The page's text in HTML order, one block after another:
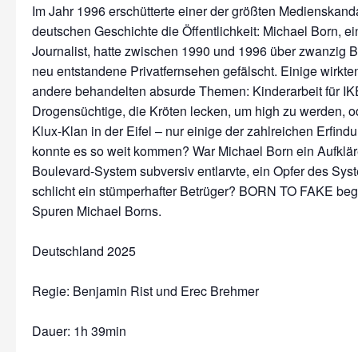
Im Jahr 1996 erschütterte einer der größten
deutschen Geschichte die Öffentlichkeit: Michael Born,
Journalist, hatte zwischen 1990 und 1996 über zwanzig
neu entstandene Privatfernsehen gefälscht. Einige
andere behandelten absurde Themen: Kinderarbeit für
Drogensüchtige, die Kröten lecken, um high zu werden,
Klux-Klan in der Eifel – nur einige der zahlreichen
konnte es so weit kommen? War Michael Born ein
Boulevard-System subversiv entlarvte, ein Opfer des
schlicht ein stümperhafter Betrüger? BORN TO FAKE
Spuren Michael Borns.
Deutschland 2025
Regie: Benjamin Rist und Erec Brehmer
Dauer: 1h 39min